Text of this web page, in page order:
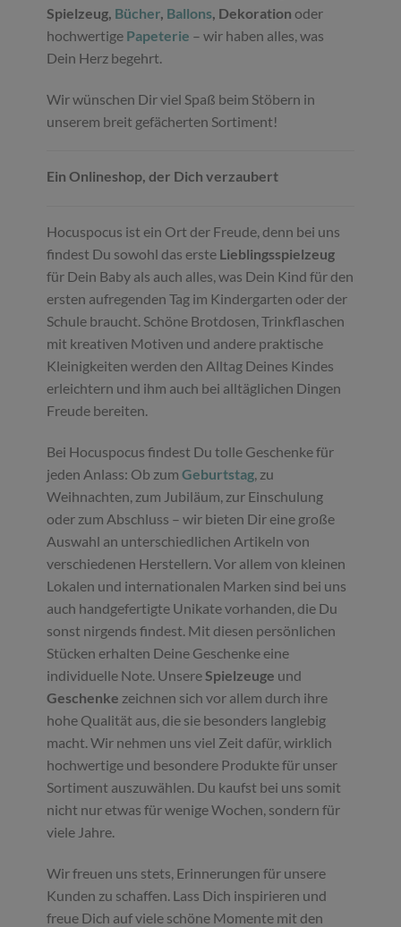
Spielzeug, Bücher, Ballons, Dekoration oder
hochwertige Papeterie – wir haben alles, was
Dein Herz begehrt.
Wir wünschen Dir viel Spaß beim Stöbern in
unserem breit gefächerten Sortiment!
Ein Onlineshop, der Dich verzaubert
Hocuspocus ist ein Ort der Freude, denn bei uns
findest Du sowohl das erste Lieblingsspielzeug
für Dein Baby als auch alles, was Dein Kind für den
ersten aufregenden Tag im Kindergarten oder der
Schule braucht. Schöne Brotdosen, Trinkflaschen
mit kreativen Motiven und andere praktische
Kleinigkeiten werden den Alltag Deines Kindes
erleichtern und ihm auch bei alltäglichen Dingen
Freude bereiten.
Bei Hocuspocus findest Du tolle Geschenke für
jeden Anlass: Ob zumGeburtstag, zu
Weihnachten, zum Jubiläum, zur Einschulung
oder zum Abschluss – wir bieten Dir eine große
Auswahl an unterschiedlichen Artikeln von
verschiedenen Herstellern. Vor allem von kleinen
Lokalen und internationalen Marken sind bei uns
auch handgefertigte Unikate vorhanden, die Du
sonst nirgends findest. Mit diesen persönlichen
Stücken erhalten Deine Geschenke eine
individuelle Note. UnsereSpielzeuge und
Geschenke zeichnen sich vor allem durch ihre
hohe Qualität aus, die sie besonders langlebig
macht. Wir nehmen uns viel Zeit dafür, wirklich
hochwertige und besondere Produkte für unser
Sortiment auszuwählen. Du kaufst bei uns somit
nicht nur etwas für wenige Wochen, sondern für
viele Jahre.
Wir freuen uns stets, Erinnerungen für unsere
Kunden zu schaffen. Lass Dich inspirieren und
freue Dich auf viele schöne Momente mit den